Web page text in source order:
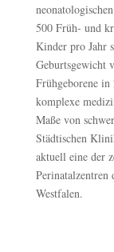
500 Früh- und
Kinder pro Jahr
Geburtsgewicht
Frühgeborene in
komplexe
Maße von
Städtischen
aktuell eine der
Perinatalzentren
Westfalen.